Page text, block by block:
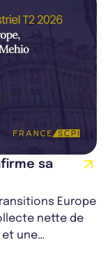
sa
Europe
nette de
et une